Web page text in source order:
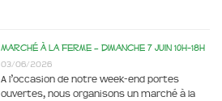
Marché à la ferme – dimanche 7 juin 10h-18h
03/06/2026
A l’occasion de notre week-end portes
ouvertes, nous organisons un marché à la